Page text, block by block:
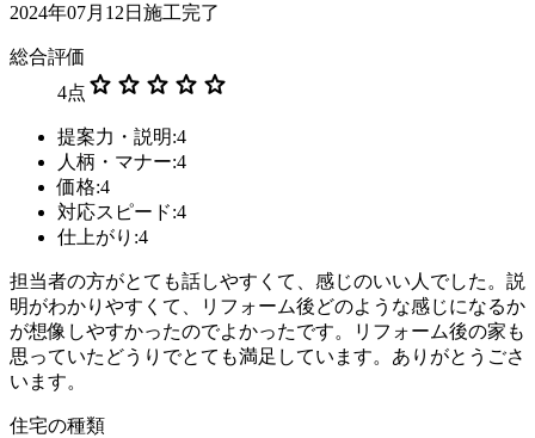
2024年07月12日施工完了
総合評価
4点 star star star star star
提案力・説明:4
人柄・マナー:4
価格:4
対応スピード:4
仕上がり:4
担当者の方がとても話しやすくて、感じのいい人でした。説
明がわかりやすくて、リフォーム後どのような感じになるか
が想像しやすかったのでよかったです。リフォーム後の家も
思っていたどうりでとても満足しています。ありがとうごさ
います。
住宅の種類